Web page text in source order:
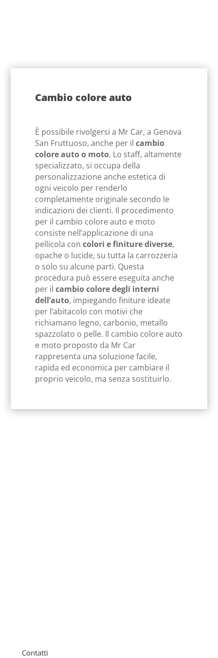
Cambio colore auto
È possibile rivolgersi a Mr Car, a Genova
San Fruttuoso, anche per ilcambio
colore auto o moto. Lo staff, altamente
specializzato, si occupa della
personalizzazione anche estetica di
ogni veicolo per renderlo
completamente originale secondo le
indicazioni dei clienti. Il procedimento
per il cambio colore auto e moto
consiste nell’applicazione di una
pellicola concolori e finiture diverse,
opache o lucide, su tutta la carrozzeria
o solo su alcune parti. Questa
procedura può essere eseguita anche
per ilcambio colore degli interni
dell’auto, impiegando finiture ideate
per l’abitacolo con motivi che
richiamano legno, carbonio, metallo
spazzolato o pelle. Il cambio colore auto
e moto proposto da Mr Car
rappresenta una soluzione facile,
rapida ed economica per cambiare il
proprio veicolo, ma senza sostituirlo.
Contatti